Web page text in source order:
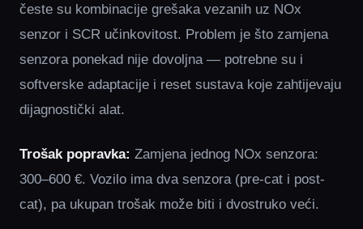
česte su kombinacije grešaka vezanih uz NOx
senzor i SCR učinkovitost. Problem je što zamjena
senzora ponekad nije dovoljna — potrebne su i
softverske adaptacije i reset sustava koje zahtijevaju
dijagnostički alat.
Trošak popravka: Zamjena jednog NOx senzora:
300–600 €. Vozilo ima dva senzora (pre-cat i post-
cat), pa ukupan trošak može biti i dvostruko veći.